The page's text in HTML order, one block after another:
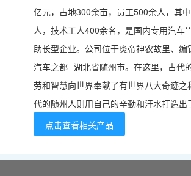
亿元，占地300余亩，员工500余人，其
人，技术工人400余名，是国内专用汽车
助长型企业。公司位于炎帝神农故里、编
汽车之都--湖北省随州市。在这里，古代
劳和智慧向世界奉献了有世界八大奇迹之
代的随州人则用自己的辛勤和汗水打造出
点击查看相关产品